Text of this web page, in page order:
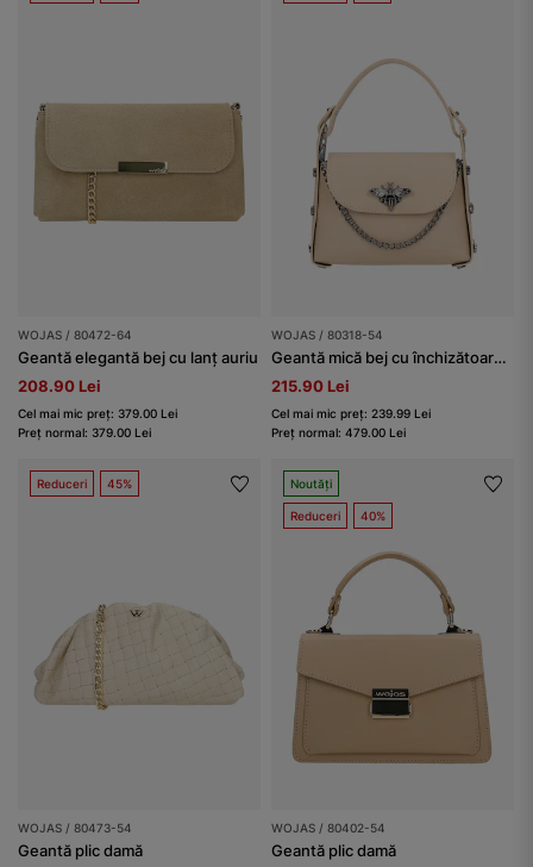
WOJAS / 80472-64
Geantă elegantă bej cu lanț auriu
208.90 Lei
Cel mai mic preț: 379.00 Lei
Preț normal: 379.00 Lei
WOJAS / 80318-54
Geantă mică bej cu închizătoare decorativă în formă de insectă și lănțișor
215.90 Lei
Cel mai mic preț: 239.99 Lei
Preț normal: 479.00 Lei
Reduceri 45%
WOJAS / 80473-54
Geantă plic damă
Noutăți
Reduceri 40%
WOJAS / 80402-54
Geantă plic damă